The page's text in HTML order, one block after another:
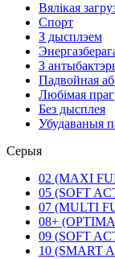
Вялікая
Спорт
З дысплэем
З
Падвойная
Любімая
Без дысплея
Убудаваныя
Серыя
02 (MAXI
05 (SOFT
07 (MULTI
08+
09 (SOFT
10 (SMART